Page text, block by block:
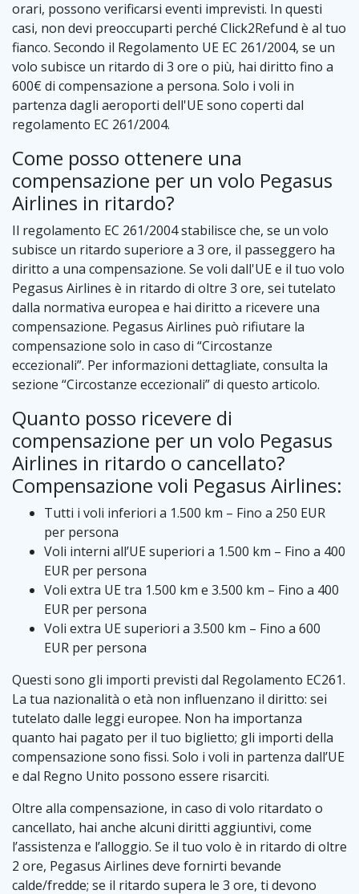
orari, possono verificarsi eventi imprevisti. In questi
casi, non devi preoccuparti perché Click2Refund è al tuo
fianco. Secondo il Regolamento UE EC 261/2004, se un
volo subisce un ritardo di 3 ore o più, hai diritto fino a
600€ di compensazione a persona. Solo i voli in
partenza dagli aeroporti dell'UE sono coperti dal
regolamento EC 261/2004.
Come posso ottenere una
compensazione per un volo Pegasus
Airlines in ritardo?
Il regolamento EC 261/2004 stabilisce che, se un volo
subisce un ritardo superiore a 3 ore, il passeggero ha
diritto a una compensazione. Se voli dall'UE e il tuo volo
Pegasus Airlines è in ritardo di oltre 3 ore, sei tutelato
dalla normativa europea e hai diritto a ricevere una
compensazione. Pegasus Airlines può rifiutare la
compensazione solo in caso di “Circostanze
eccezionali”. Per informazioni dettagliate, consulta la
sezione “Circostanze eccezionali” di questo articolo.
Quanto posso ricevere di
compensazione per un volo Pegasus
Airlines in ritardo o cancellato?
Compensazione voli Pegasus Airlines:
Tutti i voli inferiori a 1.500 km – Fino a 250 EUR
per persona
Voli interni all’UE superiori a 1.500 km – Fino a 400
EUR per persona
Voli extra UE tra 1.500 km e 3.500 km – Fino a 400
EUR per persona
Voli extra UE superiori a 3.500 km – Fino a 600
EUR per persona
Questi sono gli importi previsti dal Regolamento EC261.
La tua nazionalità o età non influenzano il diritto: sei
tutelato dalle leggi europee. Non ha importanza
quanto hai pagato per il tuo biglietto; gli importi della
compensazione sono fissi. Solo i voli in partenza dall’UE
e dal Regno Unito possono essere risarciti.
Oltre alla compensazione, in caso di volo ritardato o
cancellato, hai anche alcuni diritti aggiuntivi, come
l’assistenza e l’alloggio. Se il tuo volo è in ritardo di oltre
2 ore, Pegasus Airlines deve fornirti bevande
calde/fredde; se il ritardo supera le 3 ore, ti devono